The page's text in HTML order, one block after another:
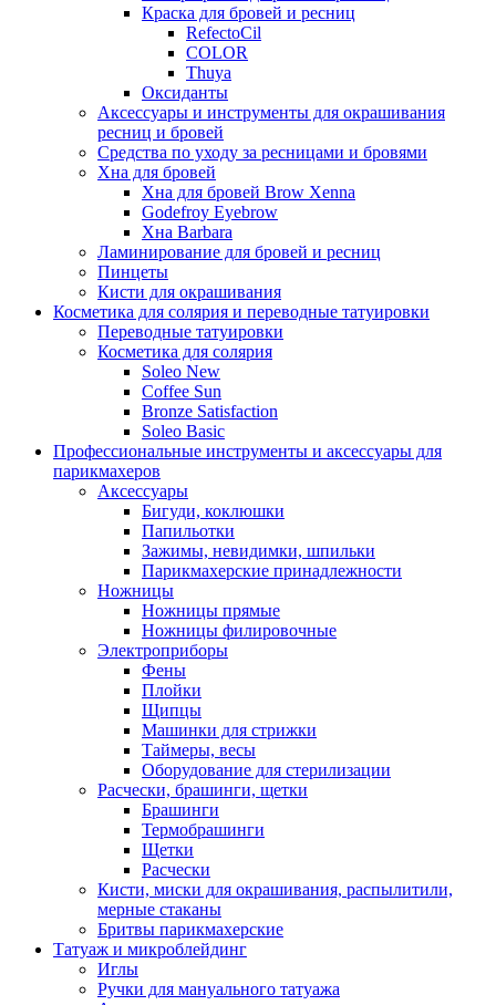
Краска для бровей и ресниц
RefectoCil
COLOR
Thuya
Оксиданты
Аксессуары и инструменты для окрашивания
ресниц и бровей
Средства по уходу за ресницами и бровями
Хна для бровей
Хна для бровей Brow Xenna
Godefroy Eyebrow
Хна Barbara
Ламинирование для бровей и ресниц
Пинцеты
Кисти для окрашивания
Косметика для солярия и переводные татуировки
Переводные татуировки
Косметика для солярия
Soleo New
Coffee Sun
Bronze Satisfaction
Soleo Basic
Профессиональные инструменты и аксессуары для
парикмахеров
Аксессуары
Бигуди, коклюшки
Папильотки
Зажимы, невидимки, шпильки
Парикмахерские принадлежности
Ножницы
Ножницы прямые
Ножницы филировочные
Электроприборы
Фены
Плойки
Щипцы
Машинки для стрижки
Таймеры, весы
Оборудование для стерилизации
Расчески, брашинги, щетки
Брашинги
Термобрашинги
Щетки
Расчески
Кисти, миски для окрашивания, распылитили,
мерные стаканы
Бритвы парикмахерские
Татуаж и микроблейдинг
Иглы
Ручки для мануального татуажа